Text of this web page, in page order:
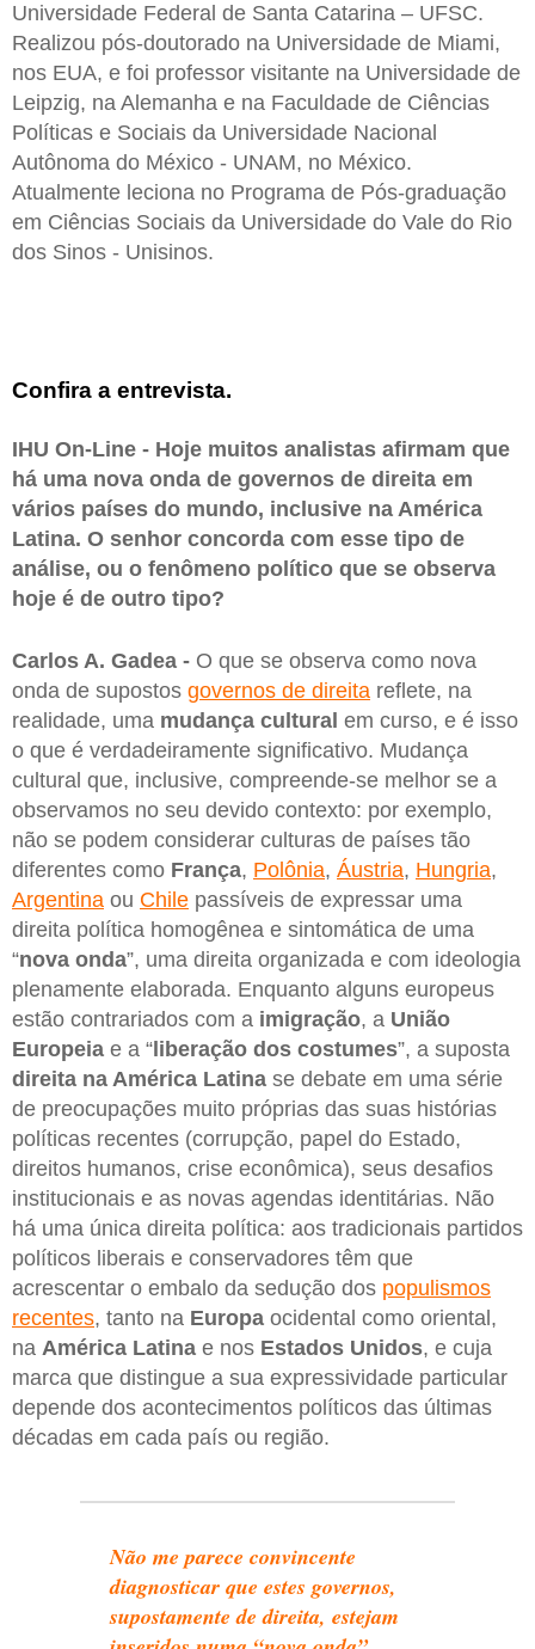
Universidade Federal de Santa Catarina – UFSC.
Realizou pós-doutorado na Universidade de Miami,
nos EUA, e foi professor visitante na Universidade de
Leipzig, na Alemanha e na Faculdade de Ciências
Políticas e Sociais da Universidade Nacional
Autônoma do México - UNAM, no México.
Atualmente leciona no Programa de Pós-graduação
em Ciências Sociais da Universidade do Vale do Rio
dos Sinos - Unisinos.
Confira a entrevista.
IHU On-Line - Hoje muitos analistas afirmam que
há uma nova onda de governos de direita em
vários países do mundo, inclusive na América
Latina. O senhor concorda com esse tipo de
análise, ou o fenômeno político que se observa
hoje é de outro tipo?
Carlos A. Gadea - O que se observa como nova
onda de supostos governos de direita reflete, na
realidade, uma mudança cultural em curso, e é isso
o que é verdadeiramente significativo. Mudança
cultural que, inclusive, compreende-se melhor se a
observamos no seu devido contexto: por exemplo,
não se podem considerar culturas de países tão
diferentes como França, Polônia, Áustria, Hungria,
Argentina ou Chile passíveis de expressar uma
direita política homogênea e sintomática de uma
“nova onda”, uma direita organizada e com ideologia
plenamente elaborada. Enquanto alguns europeus
estão contrariados com a imigração, a União
Europeia e a “liberação dos costumes”, a suposta
direita na América Latina se debate em uma série
de preocupações muito próprias das suas histórias
políticas recentes (corrupção, papel do Estado,
direitos humanos, crise econômica), seus desafios
institucionais e as novas agendas identitárias. Não
há uma única direita política: aos tradicionais partidos
políticos liberais e conservadores têm que
acrescentar o embalo da sedução dos populismos
recentes, tanto na Europa ocidental como oriental,
na América Latina e nos Estados Unidos, e cuja
marca que distingue a sua expressividade particular
depende dos acontecimentos políticos das últimas
décadas em cada país ou região.
Não me parece convincente
diagnosticar que estes governos,
supostamente de direita, estejam